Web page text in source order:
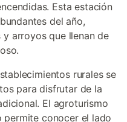
Esta estación
del año,
arroyos que llenan de
rurales se
para disfrutar de la
El agroturismo
permite conocer el lado